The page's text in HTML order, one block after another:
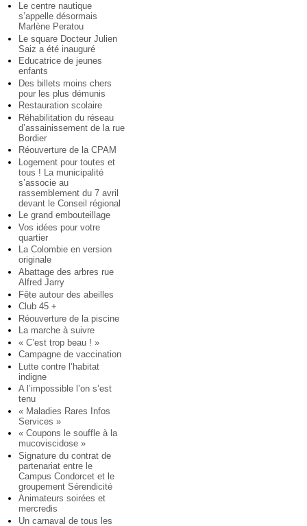
Le centre nautique
s’appelle désormais
Marlène Peratou
Le square Docteur Julien
Saiz a été inauguré
Educatrice de jeunes
enfants
Des billets moins chers
pour les plus démunis
Restauration scolaire
Réhabilitation du réseau
d’assainissement de la rue
Bordier
Réouverture de la CPAM
Logement pour toutes et
tous ! La municipalité
s’associe au
rassemblement du 7 avril
devant le Conseil régional
Le grand embouteillage
Vos idées pour votre
quartier
La Colombie en version
originale
Abattage des arbres rue
Alfred Jarry
Fête autour des abeilles
Club 45 +
Réouverture de la piscine
La marche à suivre
« C’est trop beau ! »
Campagne de vaccination
Lutte contre l’habitat
indigne
A l’impossible l’on s’est
tenu
« Maladies Rares Infos
Services »
« Coupons le souffle à la
mucoviscidose »
Signature du contrat de
partenariat entre le
Campus Condorcet et le
groupement Sérendicité
Animateurs soirées et
mercredis
Un carnaval de tous les